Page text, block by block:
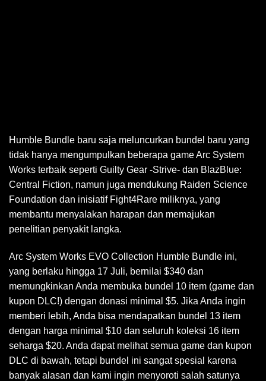
Humble Bundle baru saja meluncurkan bundel baru yang
tidak hanya mengumpulkan beberapa game Arc System
Works terbaik seperti Guilty Gear -Strive- dan BlazBlue:
Central Fiction, namun juga mendukung Raiden Science
Foundation dan inisiatif Fight4Rare miliknya, yang
membantu menyalakan harapan dan memajukan
penelitian penyakit langka.
Arc System Works EVO Collection Humble Bundle ini,
yang berlaku hingga 17 Juli, bernilai $340 dan
memungkinkan Anda membuka bundel 10 item (game dan
kupon DLC!) dengan donasi minimal $5. Jika Anda ingin
memberi lebih, Anda bisa mendapatkan bundel 13 item
dengan harga minimal $10 dan seluruh koleksi 16 item
seharga $20. Anda dapat melihat semua game dan kupon
DLC di bawah, tetapi bundel ini sangat spesial karena
banyak alasan dan kami ingin menyoroti salah satunya